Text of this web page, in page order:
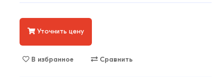
Уточнить цену
В избранное Сравнить